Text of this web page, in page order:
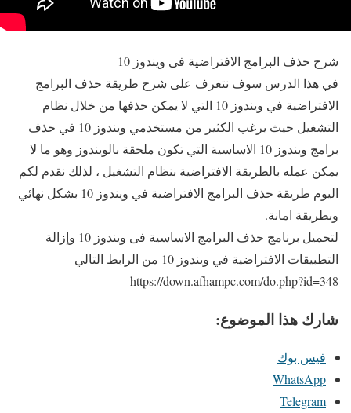
شرح حذف البرامج الافتراضية فى ويندوز 10
في هذا الدرس سوف نتعرف على شرح طريقة حذف البرامج
الافتراضية في ويندوز 10 التي لا يمكن حذفها من خلال نظام
التشغيل حيث يرغب الكثير من مستخدمي ويندوز 10 في حذف
برامج ويندوز 10 الاساسية التي تكون ملحقة بالويندوز وهو ما لا
يمكن عمله بالطريقة الافتراضية بنظام التشغيل ، لذلك نقدم لكم
اليوم طريقة حذف البرامج الافتراضية في ويندوز 10 بشكل نهائي
وبطريقة امانة.
لتحميل برنامج حذف البرامج الاساسية فى ويندوز 10 وإزالة
التطبيقات الافتراضية في ويندوز 10 من الرابط التالي
https://down.afhampc.com/do.php?id=348
شارك هذا الموضوع:
فيس بوك
WhatsApp
Telegram